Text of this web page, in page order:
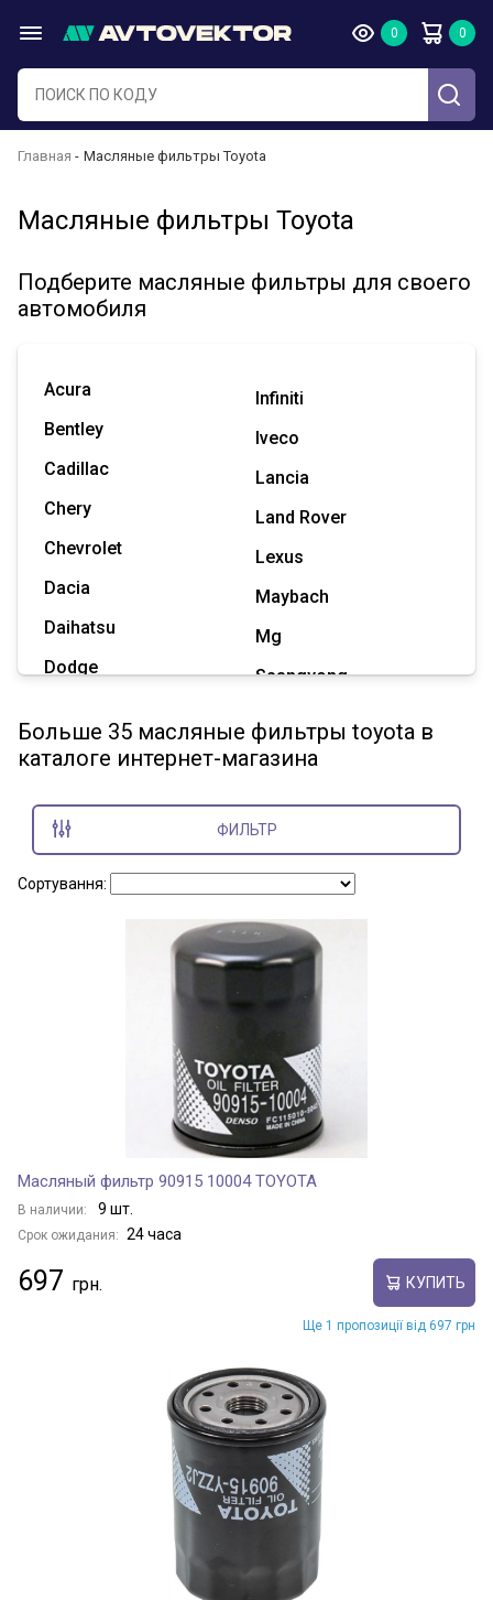
Главная Масляные фильтры Toyota
Масляные фильтры Toyota
Подберите масляные фильтры для своего
автомобиля
Acura
Bentley
Cadillac
Chery
Chevrolet
Dacia
Daihatsu
Dodge
Great Wall
Hummer
Infiniti
Iveco
Lancia
Land Rover
Lexus
Maybach
Mg
Ssangyong
Tesla
Показать все марки
Больше 35 масляные фильтры toyota в
каталоге интернет-магазина
ФИЛЬТР
Сортування:
Масляный фильтр 90915 10004 TOYOTA
В наличии: 9 шт.
Срок ожидания: 24 часа
697 КУПИТЬ
Ще 1 пропозиції від 697 грн